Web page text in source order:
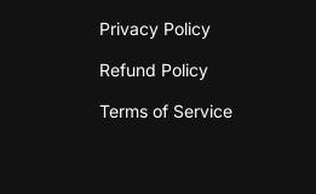
Privacy Policy
Refund Policy
Terms of Service